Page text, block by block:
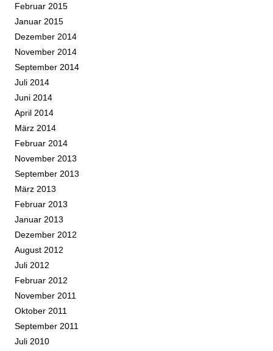
Februar 2015
Januar 2015
Dezember 2014
November 2014
September 2014
Juli 2014
Juni 2014
April 2014
März 2014
Februar 2014
November 2013
September 2013
März 2013
Februar 2013
Januar 2013
Dezember 2012
August 2012
Juli 2012
Februar 2012
November 2011
Oktober 2011
September 2011
Juli 2010